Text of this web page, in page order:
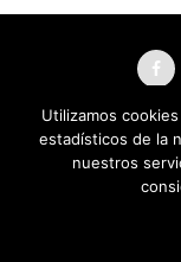
NAU
Utilizamos
estadísticos de la
nuestros